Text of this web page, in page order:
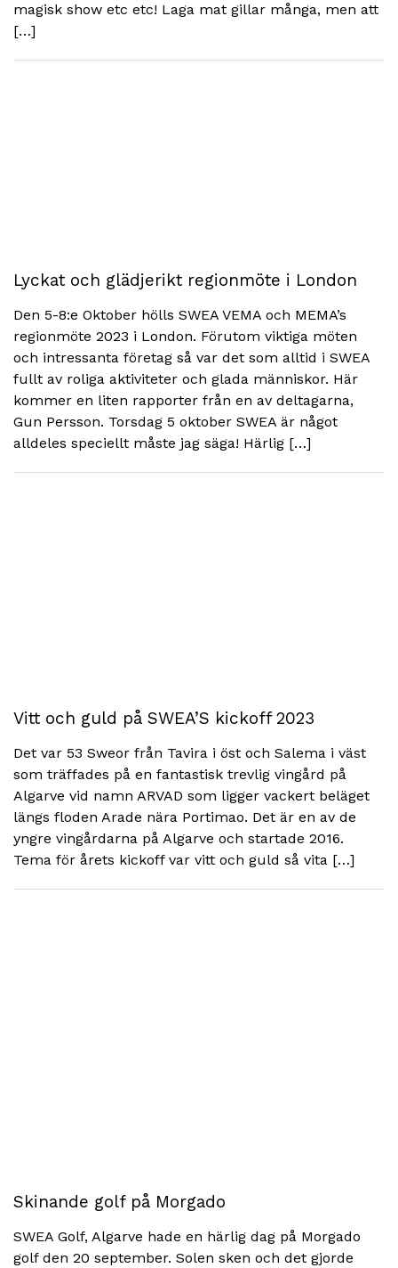
magisk show etc etc! Laga mat gillar många, men att
[…]
Lyckat och glädjerikt regionmöte i London
Den 5-8:e Oktober hölls SWEA VEMA och MEMA’s
regionmöte 2023 i London. Förutom viktiga möten
och intressanta företag så var det som alltid i SWEA
fullt av roliga aktiviteter och glada människor. Här
kommer en liten rapporter från en av deltagarna,
Gun Persson. Torsdag 5 oktober SWEA är något
alldeles speciellt måste jag säga! Härlig […]
Vitt och guld på SWEA’S kickoff 2023
Det var 53 Sweor från Tavira i öst och Salema i väst
som träffades på en fantastisk trevlig vingård på
Algarve vid namn ARVAD som ligger vackert beläget
längs floden Arade nära Portimao. Det är en av de
yngre vingårdarna på Algarve och startade 2016.
Tema för årets kickoff var vitt och guld så vita […]
Skinande golf på Morgado
SWEA Golf, Algarve hade en härlig dag på Morgado
golf den 20 september. Solen sken och det gjorde